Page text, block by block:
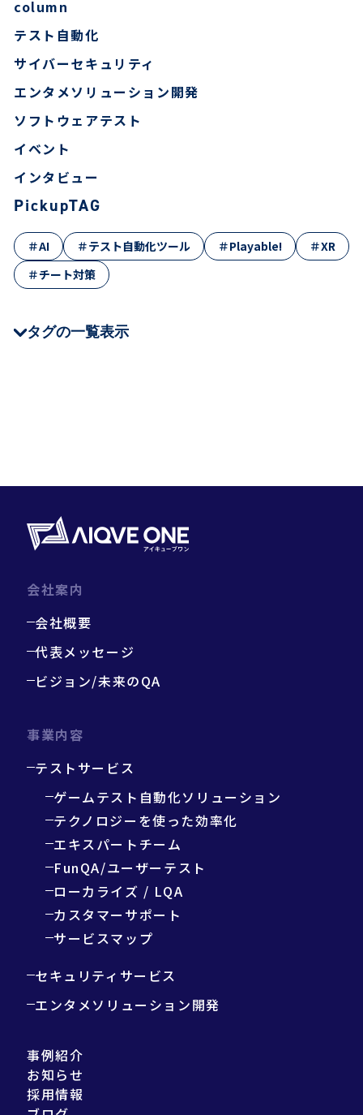
column
テスト自動化
サイバーセキュリティ
エンタメソリューション開発
ソフトウェアテスト
イベント
インタビュー
PickupTAG
＃AI ＃テスト自動化ツール ＃Playable!
＃XR
＃チート対策
タグの一覧表示
＃チート対策
会社案内
会社概要
代表メッセージ
ビジョン/未来のQA
事業内容
テストサービス
ゲームテスト自動化ソリューション
テクノロジーを使った効率化
エキスパートチーム
FunQA/ユーザーテスト
ローカライズ / LQA
カスタマーサポート
サービスマップ
セキュリティサービス
エンタメソリューション開発
事例紹介
お知らせ
採用情報